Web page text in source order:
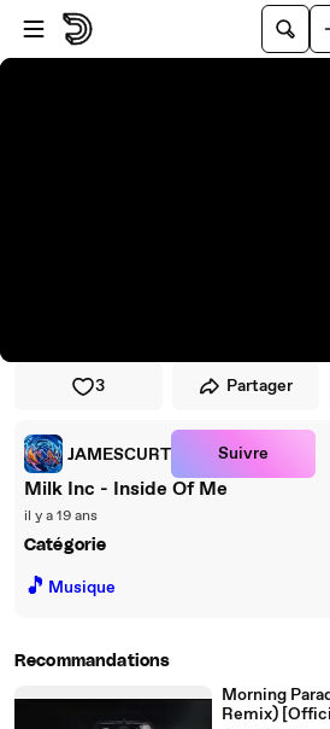
Passer au player
Passer au contenu principal
3 Partager
JAMESCURT Suivre
Milk Inc - Inside Of Me
il y a 19 ans
Catégorie
🎵 Musique
Recommandations
Morning
Remix)